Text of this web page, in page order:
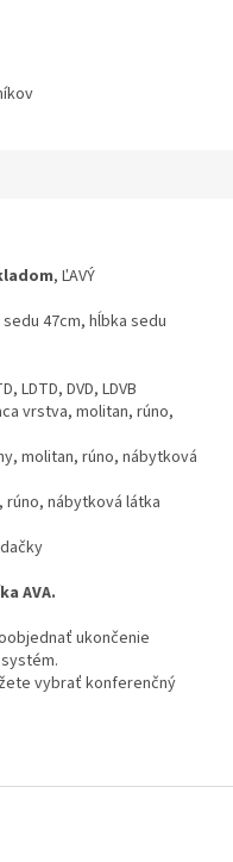
, ĽAVÝ
47cm, hĺbka sedu
LDTD, DVD, LDVB
vrstva, molitan, rúno,
molitan, rúno, nábytková
rúno, nábytková látka
AVA.
ukončenie
vybrať konferenčný